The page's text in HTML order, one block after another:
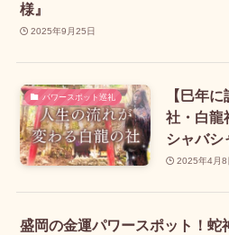
様』
2025年9月25日
パワースポット巡礼
【巳年
社・白龍
シャバシ
2025年4月8
盛岡の金運パワースポット！蛇